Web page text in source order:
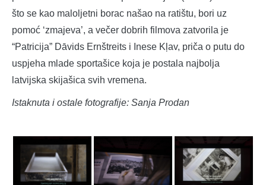
što se kao maloljetni borac našao na ratištu, bori uz
pomoć ‘zmajeva’, a večer dobrih filmova zatvorila je
“Patricija” Dāvids Ernštreits i Inese Kļav, priča o putu do
uspjeha mlade sportašice koja je postala najbolja
latvijska skijašica svih vremena.
Istaknuta i ostale fotografije: Sanja Prodan